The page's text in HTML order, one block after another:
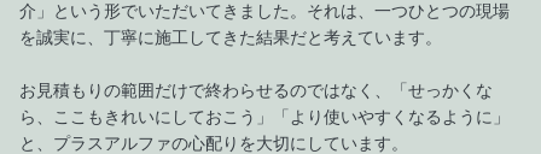
介」という形でいただいてきました。それは、一つひとつの現場
を誠実に、丁寧に施工してきた結果だと考えています。
お見積もりの範囲だけで終わらせるのではなく、「せっかくな
ら、ここもきれいにしておこう」「より使いやすくなるように」
と、プラスアルファの心配りを大切にしています。